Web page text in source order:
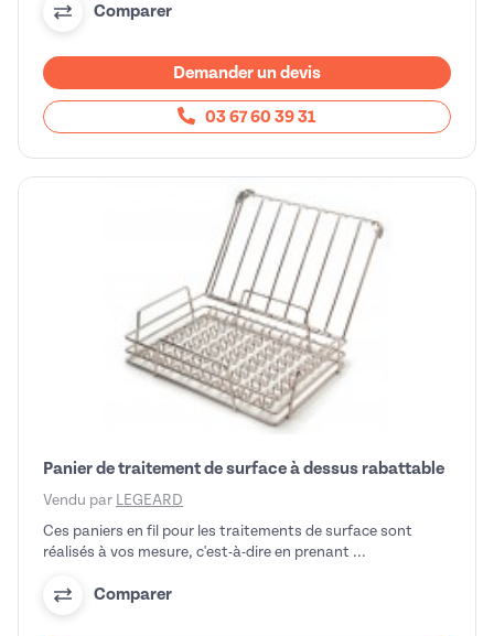
Comparer
Demander un devis
03 67 60 39 31
Panier de traitement de surface à dessus rabattable
Vendu par LEGEARD
Ces paniers en fil pour les traitements de surface sont
réalisés à vos mesure, c'est-à-dire en prenant ...
Comparer